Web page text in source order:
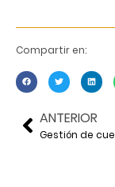
Compartir en:
ANTERIOR